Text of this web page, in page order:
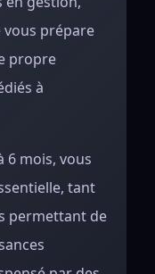
prépare
propre
à
6 mois, vous
tant
permettant de